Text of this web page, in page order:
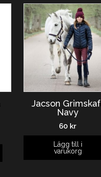
Jacson
Navy
60 kr
Lägg till i
varukorg